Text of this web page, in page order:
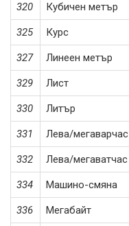
320 Кубичен метър
325 Курс
327 Линеен метър
329 Лист
330 Литър
331 Лева/мегаварчас
332 Лева/мегаватчас
334 Машино-смяна
336 Мегабайт